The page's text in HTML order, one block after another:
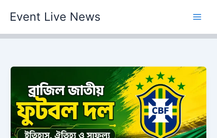
Event Live News